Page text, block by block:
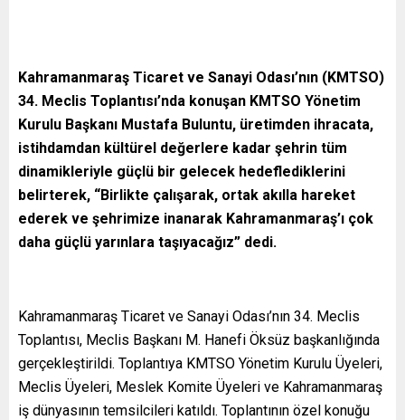
Kahramanmaraş Ticaret ve Sanayi Odası’nın (KMTSO)
34. Meclis Toplantısı’nda konuşan KMTSO Yönetim
Kurulu Başkanı Mustafa Buluntu, üretimden ihracata,
istihdamdan kültürel değerlere kadar şehrin tüm
dinamikleriyle güçlü bir gelecek hedeflediklerini
belirterek, “Birlikte çalışarak, ortak akılla hareket
ederek ve şehrimize inanarak Kahramanmaraş’ı çok
daha güçlü yarınlara taşıyacağız” dedi.
Kahramanmaraş Ticaret ve Sanayi Odası’nın 34. Meclis
Toplantısı, Meclis Başkanı M. Hanefi Öksüz başkanlığında
gerçekleştirildi. Toplantıya KMTSO Yönetim Kurulu Üyeleri,
Meclis Üyeleri, Meslek Komite Üyeleri ve Kahramanmaraş
iş dünyasının temsilcileri katıldı. Toplantının özel konuğu